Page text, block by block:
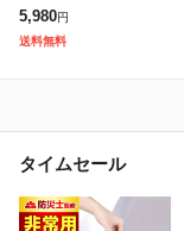
ッティ ボックスティッ
シュ まとめ買い スコッ
ティ ティッシュ 400枚
5,980円
送料無料
タイムセール